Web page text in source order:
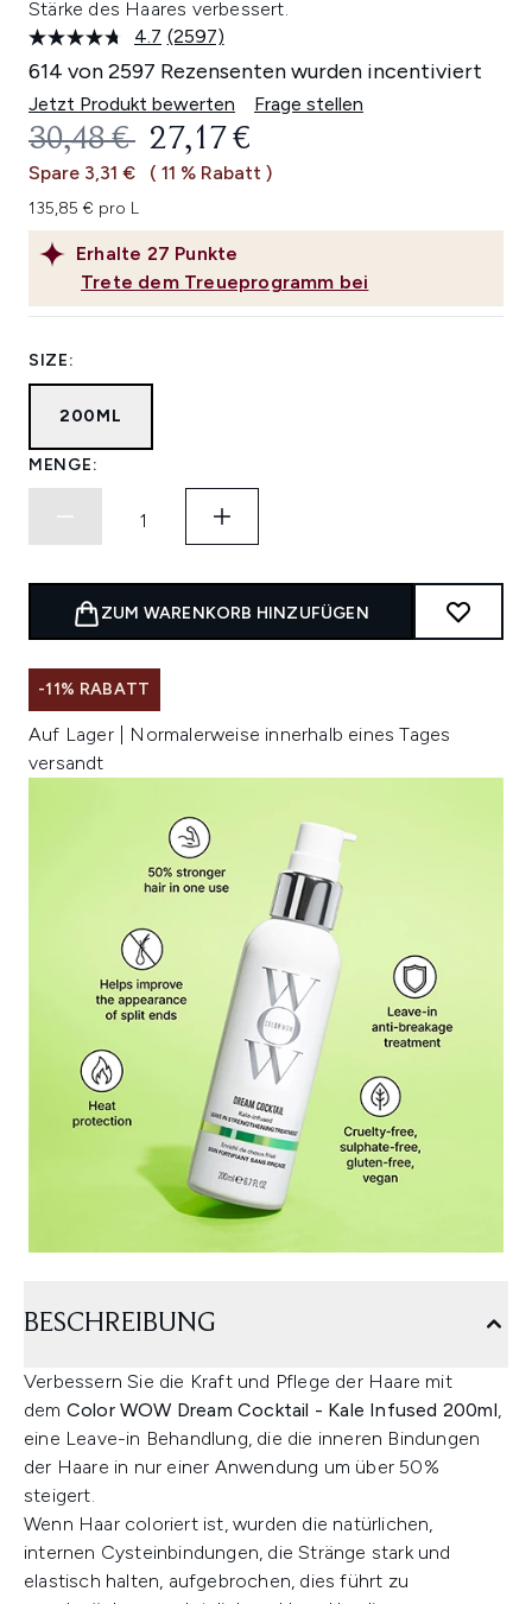
Stärke des Haares verbessert.
4.7 2597
Bewertungen
lesen.
Link
auf
derselben
Seite.
(2597)
614 von 2597 Rezensenten wurden incentiviert
Jetzt Produkt bewerten Frage stellen
Erhalte 27 Punkte
Trete dem Treueprogramm bei
UNVERBINDLICHE
30,48 € AKTUELLER PREIS:
27,17 €
Spare 3,31 € ( 11 % Rabatt )
135,85 € pro L
SIZE:
200ML
MENGE:
ZUM WARENKORB HINZUFÜGEN
-11% RABATT
Auf Lager | Normalerweise innerhalb eines Tages
versandt
BESCHREIBUNG
Verbessern Sie die Kraft und Pflege der Haare mit
dem Color WOW Dream Cocktail - Kale Infused 200ml,
eine Leave-in Behandlung, die die inneren Bindungen
der Haare in nur einer Anwendung um über 50%
steigert.
Wenn Haar coloriert ist, wurden die natürlichen,
internen Cysteinbindungen, die Stränge stark und
elastisch halten, aufgebrochen, dies führt zu